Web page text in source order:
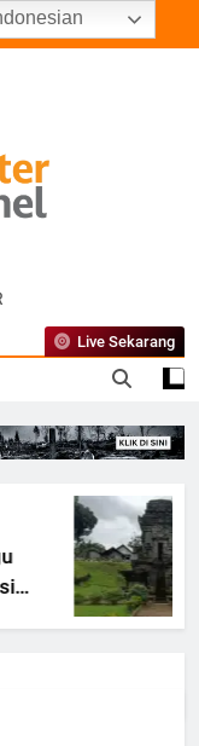
Live Sekarang